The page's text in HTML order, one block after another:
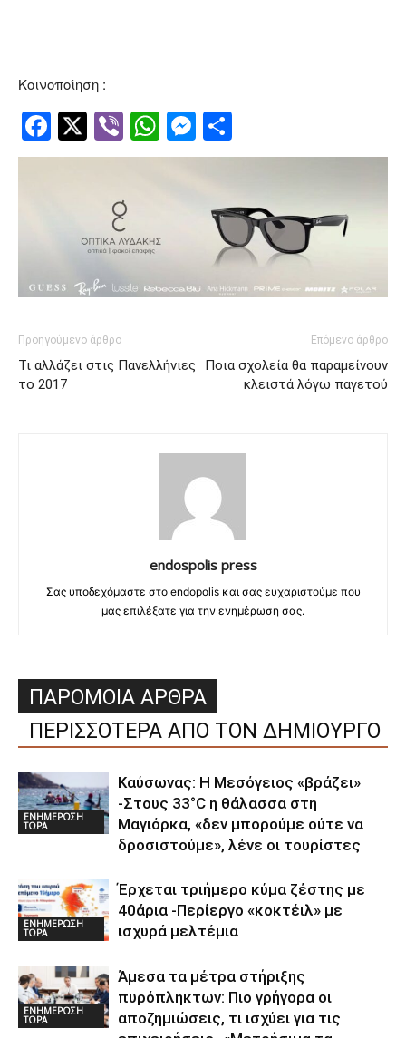
Κοινοποίηση :
Facebook
Twitter
ViberWhatsApp
Messenger
Προηγούμενο άρθρο
Τι αλλάζει στις Πανελλήνιες
το 2017
Επόμενο άρθρο
Ποια σχολεία θα παραμείνουν
κλειστά λόγω παγετού
endospolis press
Σας υποδεχόμαστε στο endopolis και σας ευχαριστούμε που
μας επιλέξατε για την ενημέρωση σας.
ΠΑΡΟΜΟΙΑ ΑΡΘΡΑ
ΠΕΡΙΣΣΟΤΕΡΑ ΑΠΟ ΤΟΝ ΔΗΜΙΟΥΡΓΟ
ΕΝΗΜΕΡΩΣΗ
ΤΩΡΑ
Καύσωνας: Η Μεσόγειος «βράζει»
-Στους 33°C η θάλασσα στη
Μαγιόρκα, «δεν μπορούμε ούτε να
δροσιστούμε», λένε οι τουρίστες
ΕΝΗΜΕΡΩΣΗ
ΤΩΡΑ
Έρχεται τριήμερο κύμα ζέστης με
40άρια -Περίεργο «κοκτέιλ» με
ισχυρά μελτέμια
ΕΝΗΜΕΡΩΣΗ
ΤΩΡΑ
Άμεσα τα μέτρα στήριξης
πυρόπληκτων: Πιο γρήγορα οι
αποζημιώσεις, τι ισχύει για τις